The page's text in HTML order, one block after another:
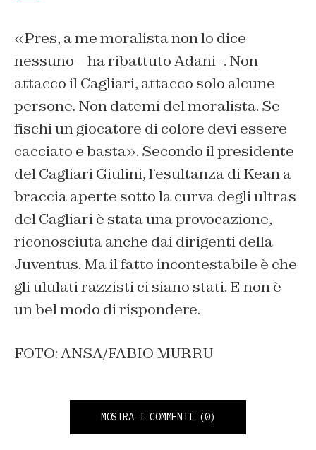
«Pres, a me moralista non lo dice
nessuno – ha ribattuto Adani -. Non
attacco il Cagliari, attacco solo alcune
persone. Non datemi del moralista. Se
fischi un giocatore di colore devi essere
cacciato e basta». Secondo il presidente
del Cagliari Giulini, l’esultanza di Kean a
braccia aperte sotto la curva degli ultras
del Cagliari è stata una provocazione,
riconosciuta anche dai dirigenti della
Juventus. Ma il fatto incontestabile è che
gli ululati razzisti ci siano stati. E non è
un bel modo di rispondere.
FOTO: ANSA/FABIO MURRU
MOSTRA I COMMENTI (0)